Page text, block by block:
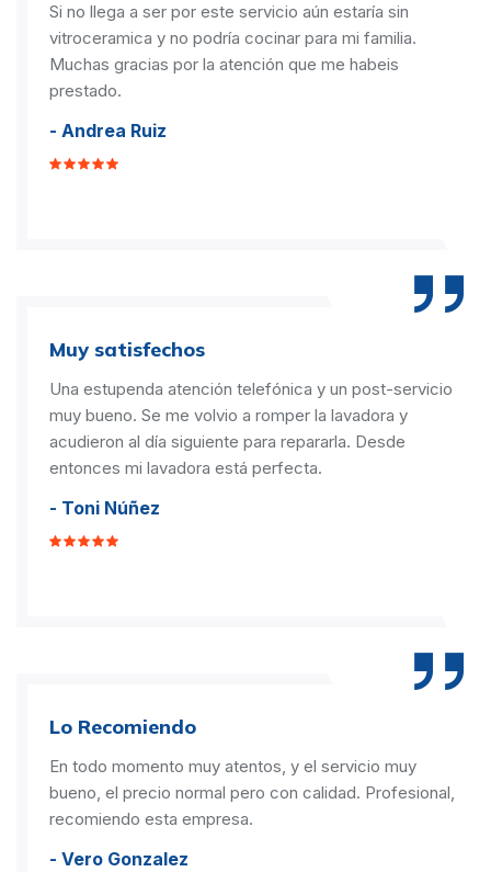
Si no llega a ser por este servicio aún estaría sin
vitroceramica y no podría cocinar para mi familia.
Muchas gracias por la atención que me habeis
prestado.
- Andrea Ruiz
Muy satisfechos
Una estupenda atención telefónica y un post-servicio
muy bueno. Se me volvio a romper la lavadora y
acudieron al día siguiente para repararla. Desde
entonces mi lavadora está perfecta.
- Toni Núñez
Lo Recomiendo
En todo momento muy atentos, y el servicio muy
bueno, el precio normal pero con calidad. Profesional,
recomiendo esta empresa.
- Vero Gonzalez